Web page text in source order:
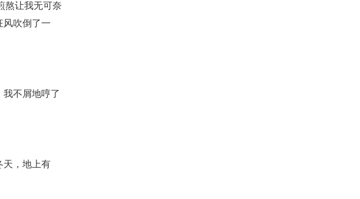
熬让我无可奈
风吹倒了一
不屑地哼了
天，地上有